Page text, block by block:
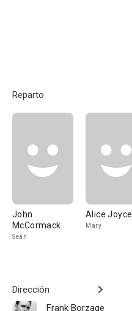
Reparto
John
McCormack
Sean
Alice Joyce
Mary
Dirección
Frank Borzage